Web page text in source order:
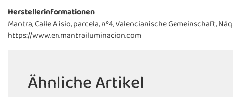
Herstellerinformationen
Mantra, Calle Alisio, parcela, nº4, Valencianische Gemeinschaft,
https://www.en.mantrailuminacion.com
Ähnliche Artikel